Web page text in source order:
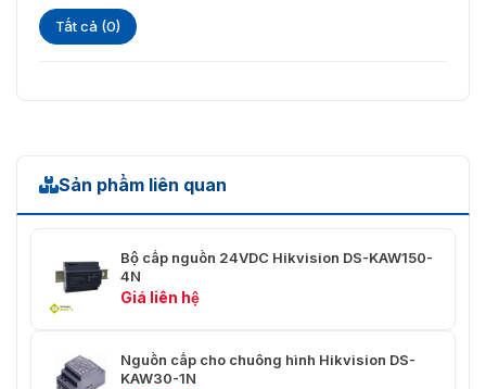
hàng tận tình qua hotline 093.6611.372.
Tất cả (0)
Sản phẩm liên quan
Bộ cấp nguồn 24VDC Hikvision DS-KAW150-
4N
Giá liên hệ
Nguồn cấp cho chuông hình Hikvision DS-
KAW30-1N